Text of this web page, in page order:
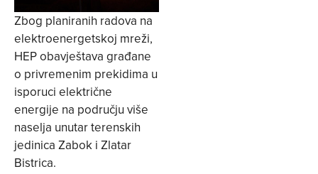
Zbog planiranih radova na
elektroenergetskoj mreži,
HEP obavještava građane
o privremenim prekidima u
isporuci električne
energije na području više
naselja unutar terenskih
jedinica Zabok i Zlatar
Bistrica.